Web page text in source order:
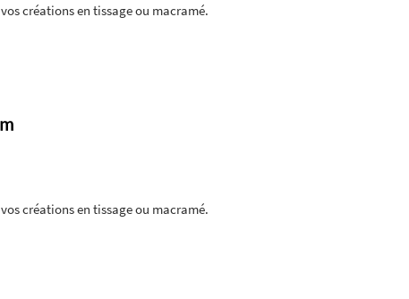
créations en tissage ou macramé.
créations en tissage ou macramé.